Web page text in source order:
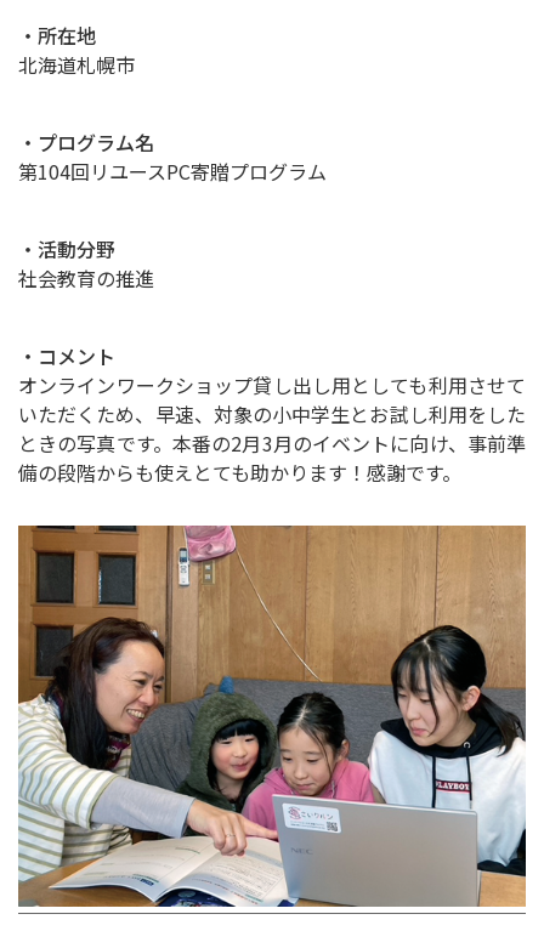
・所在地
北海道札幌市
・プログラム名
第104回リユースPC寄贈プログラム
・活動分野
社会教育の推進
・コメント
オンラインワークショップ貸し出し用としても利用させて
いただくため、早速、対象の小中学生とお試し利用をした
ときの写真です。本番の2月3月のイベントに向け、事前準
備の段階からも使えとても助かります！感謝です。